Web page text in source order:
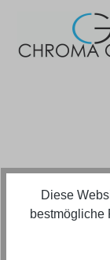
Bildergalerie
Diese
bestmögliche